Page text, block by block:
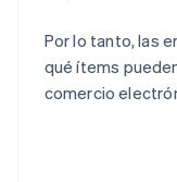
Por lo tanto, las
qué ítems
comercio